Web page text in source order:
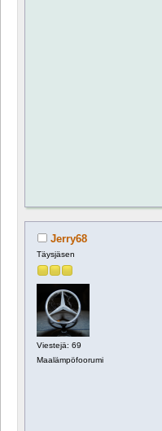
Jerry68
Täysjäsen
Viestejä: 69
Maalämpöfoorumi